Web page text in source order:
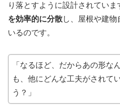
り落とすように設計されていま
を効率的に分散し、屋根や建
いるのです。
「なるほど、だからあの形な
も、他にどんな工夫がされて
う？」